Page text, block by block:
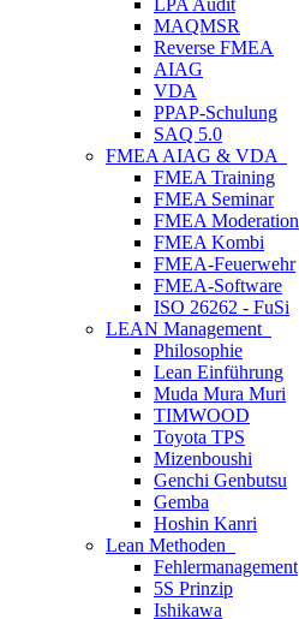
LPA Audit
MAQMSR
Reverse FMEA
AIAG
VDA
PPAP-Schulung
SAQ 5.0
FMEA AIAG & VDA
FMEA Training
FMEA Seminar
FMEA Moderation
FMEA Kombi
FMEA-Feuerwehr
FMEA-Software
ISO 26262 - FuSi
LEAN Management
Philosophie
Lean Einführung
Muda Mura Muri
TIMWOOD
Toyota TPS
Mizenboushi
Genchi Genbutsu
Gemba
Hoshin Kanri
Lean Methoden
Fehlermanagement
5S Prinzip
Ishikawa